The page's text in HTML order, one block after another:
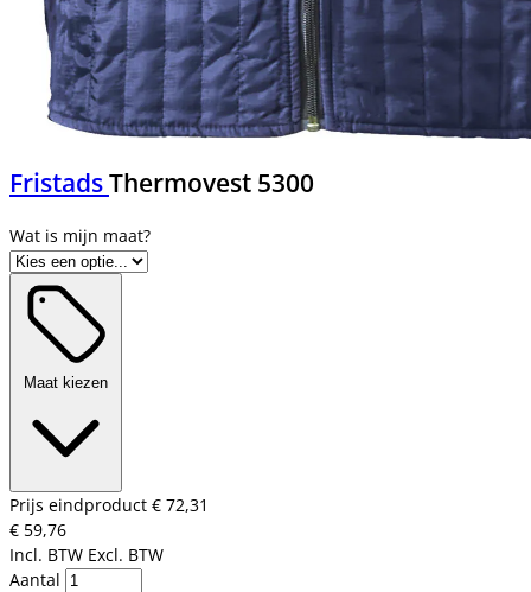
FristadsThermovest 5300
Maat kiezen
Prijs eindproduct € 72,31
€ 59,76
Incl. BTW Excl. BTW
Aantal